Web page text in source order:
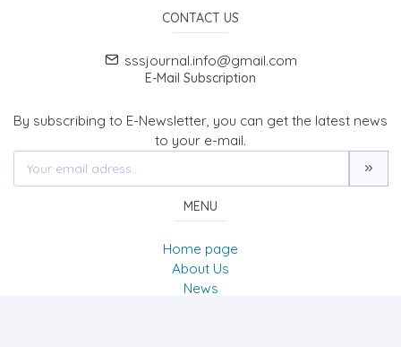
CONTACT US
sssjournal.info@gmail.com
E-Mail Subscription
By subscribing to E-Newsletter, you can get the latest news
to your e-mail.
MENU
Home page
About Us
News